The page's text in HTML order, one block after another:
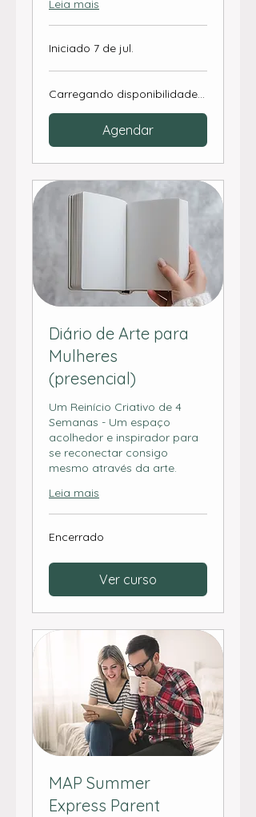
Leia mais
Iniciado 7 de jul.
Carregando disponibilidade...
Agendar
Diário de Arte para
Mulheres
(presencial)
Um Reinício Criativo de 4
Semanas - Um espaço
acolhedor e inspirador para
se reconectar consigo
mesmo através da arte.
Leia mais
Encerrado
Ver curso
MAP Summer
Express Parent